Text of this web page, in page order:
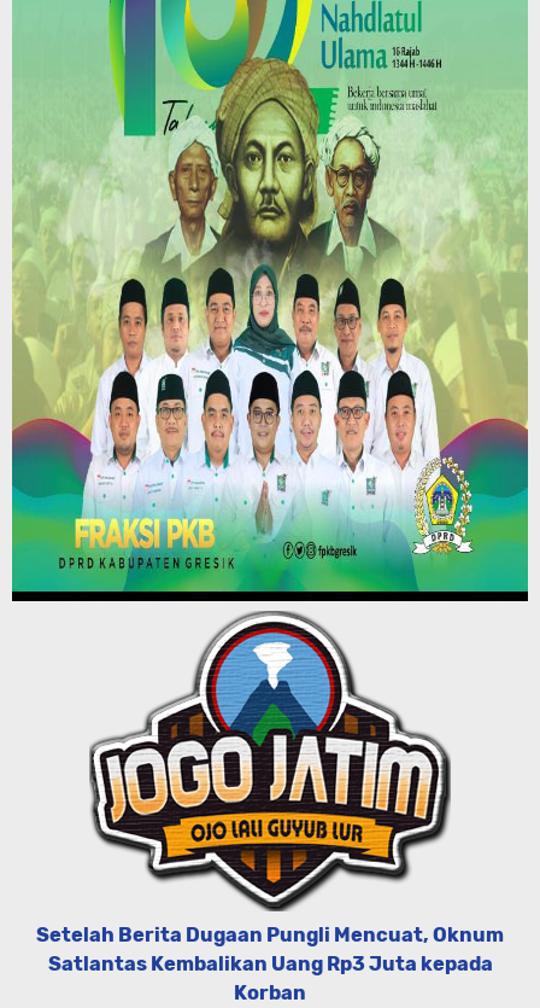
Setelah Berita Dugaan Pungli Mencuat, Oknum
Satlantas Kembalikan Uang Rp3 Juta kepada
Korban